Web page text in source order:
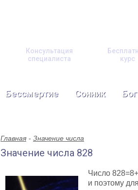
Консультация
специалиста
курс
Бессмертие Сонник Бог
Главная Значение числа
Значение числа 828
Число
и поэтому